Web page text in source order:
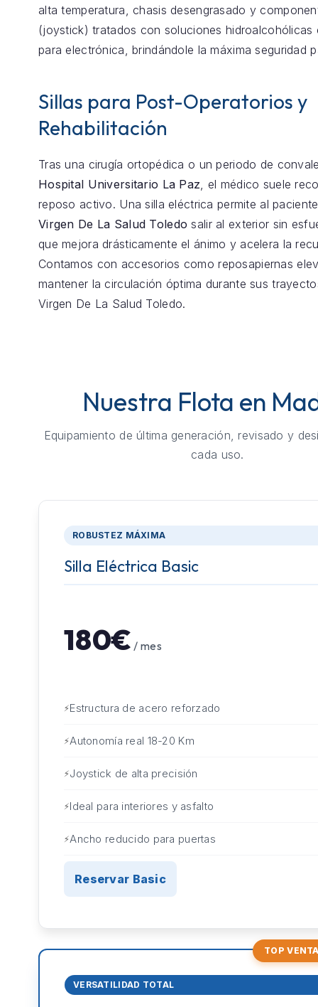
alta temperatura, chasis desengrasado y
(joystick) tratados con soluciones hidroalcohólicas
para electrónica, brindándole la máxima seguridad
Sillas para Post-Operatorios y
Rehabilitación
Tras una cirugía ortopédica o un periodo de
Hospital Universitario La Paz, el médico suele
reposo activo. Una silla eléctrica permite al
Virgen De La Salud Toledo salir al exterior sin
que mejora drásticamente el ánimo y acelera la
Contamos con accesorios como reposapiernas
mantener la circulación óptima durante sus
Virgen De La Salud Toledo.
Nuestra Flota en
Equipamiento de última generación, revisado y
cada uso.
ROBUSTEZ MÁXIMA
Silla Eléctrica Basic
180€ / mes
Estructura de acero reforzado
Autonomía real 18-20 Km
Joystick de alta precisión
Ideal para interiores y asfalto
Ancho reducido para puertas
Reservar Basic
TOP
VERSATILIDAD TOTAL